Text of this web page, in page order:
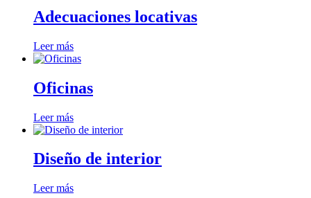
Adecuaciones locativas
Leer más
Oficinas
Leer más
Diseño de interior
Leer más